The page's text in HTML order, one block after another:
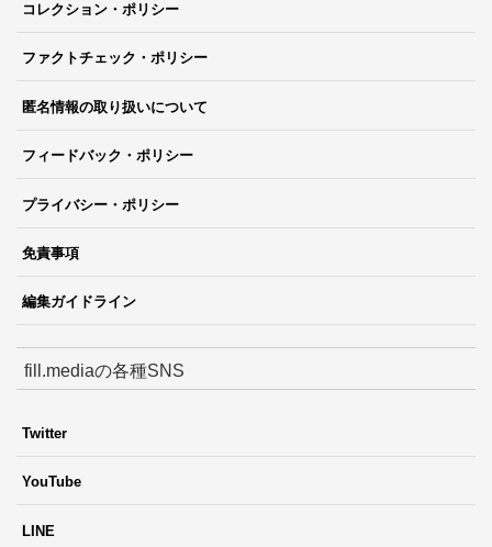
コレクション・ポリシー
ファクトチェック・ポリシー
匿名情報の取り扱いについて
フィードバック・ポリシー
プライバシー・ポリシー
免責事項
編集ガイドライン
fill.mediaの各種SNS
Twitter
YouTube
LINE